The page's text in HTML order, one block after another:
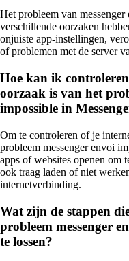
Het probleem van
verschillende oorzaken
onjuiste app-instellingen,
of problemen met de server
Hoe kan ik
oorzaak is van het
impossible in
Om te controleren of je
probleem messenger envoi
apps of websites openen om
ook traag laden of niet
internetverbinding.
Wat zijn de stappen
probleem messenger
te lossen?